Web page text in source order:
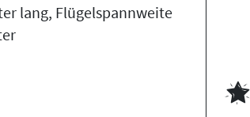
lang, Flügelspannweite